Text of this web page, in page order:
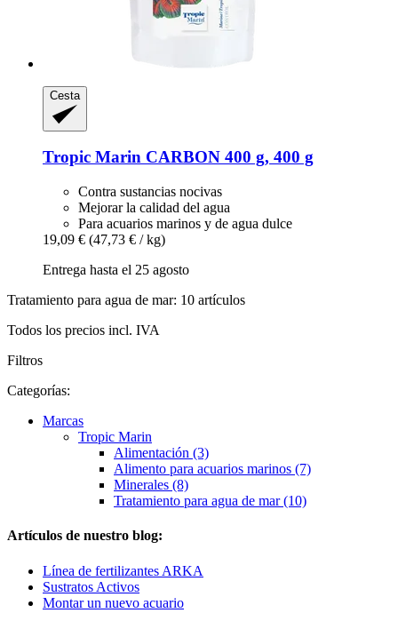
Cesta
Tropic Marin CARBON 400 g, 400 g
Contra sustancias nocivas
Mejorar la calidad del agua
Para acuarios marinos y de agua dulce
19,09 € (47,73 € / kg)
Entrega hasta el 25 agosto
Tratamiento para agua de mar: 10 artículos
Todos los precios incl. IVA
Filtros
Categorías:
Marcas
Tropic Marin
Alimentación (3)
Alimento para acuarios marinos (7)
Minerales (8)
Tratamiento para agua de mar (10)
Artículos de nuestro blog:
Línea de fertilizantes ARKA
Sustratos Activos
Montar un nuevo acuario